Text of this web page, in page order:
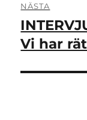
NÄSTA
Nästa
inlägg:
Vi har